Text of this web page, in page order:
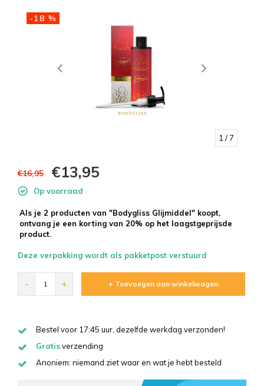
-18 %
1 / 7
€16,95 €13,95
Op voorraad
Als je 2 producten van "Bodygliss Glijmiddel" koopt,
ontvang je een korting van 20% op het laagstgeprijsde
product.
Deze verpakking wordt als pakketpost verstuurd
- + + Toevoegen aan winkelwagen
Bestel voor 17:45 uur, dezelfde werkdag verzonden!
Gratisverzending
Anoniem: niemand ziet waar en wat je hebt besteld